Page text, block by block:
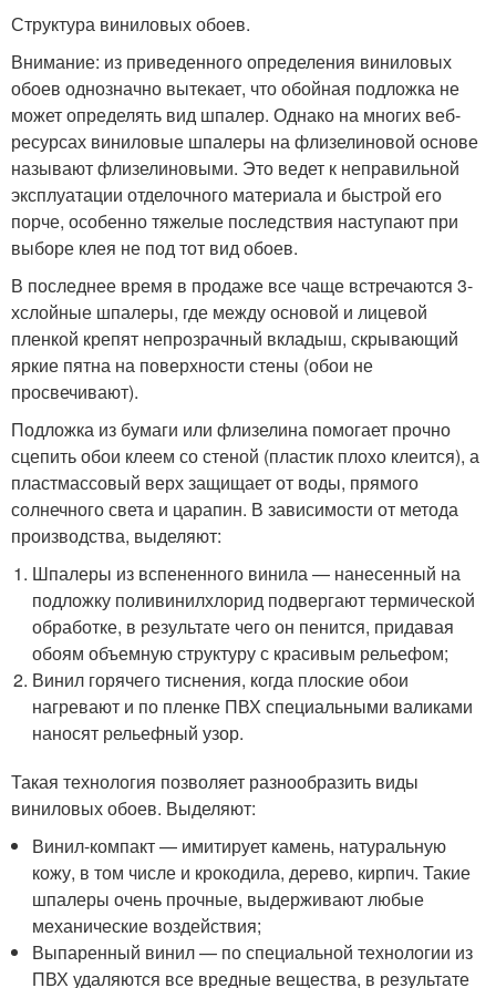
Структура виниловых обоев.
Внимание: из приведенного определения виниловых
обоев однозначно вытекает, что обойная подложка не
может определять вид шпалер. Однако на многих веб-
ресурсах виниловые шпалеры на флизелиновой основе
называют флизелиновыми. Это ведет к неправильной
эксплуатации отделочного материала и быстрой его
порче, особенно тяжелые последствия наступают при
выборе клея не под тот вид обоев.
В последнее время в продаже все чаще встречаются 3-
хслойные шпалеры, где между основой и лицевой
пленкой крепят непрозрачный вкладыш, скрывающий
яркие пятна на поверхности стены (обои не
просвечивают).
Подложка из бумаги или флизелина помогает прочно
сцепить обои клеем со стеной (пластик плохо клеится), а
пластмассовый верх защищает от воды, прямого
солнечного света и царапин. В зависимости от метода
производства, выделяют:
Шпалеры из вспененного винила — нанесенный на
подложку поливинилхлорид подвергают термической
обработке, в результате чего он пенится, придавая
обоям объемную структуру с красивым рельефом;
Винил горячего тиснения, когда плоские обои
нагревают и по пленке ПВХ специальными валиками
наносят рельефный узор.
Такая технология позволяет разнообразить виды
виниловых обоев. Выделяют:
Винил-компакт — имитирует камень, натуральную
кожу, в том числе и крокодила, дерево, кирпич. Такие
шпалеры очень прочные, выдерживают любые
механические воздействия;
Выпаренный винил — по специальной технологии из
ПВХ удаляются все вредные вещества, в результате